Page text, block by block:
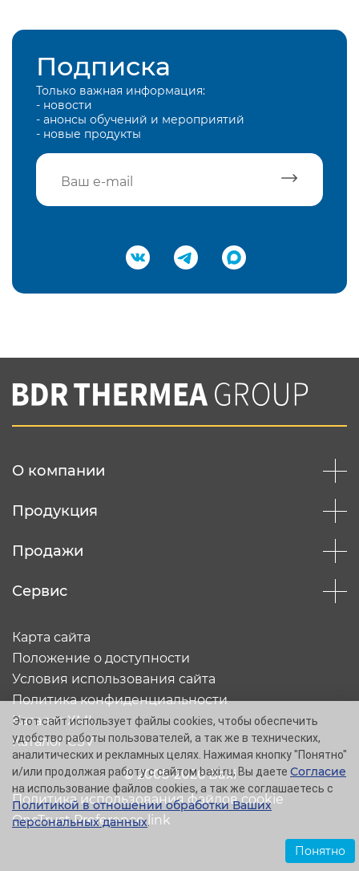
Подписка
Только важная информация:
- новости
- анонсы обучений и мероприятий
- новые продукты
Подтвердить e-mail
Вы соглашаетесь с нашей политикой
конфеденциальности
О компании
Продукция
Продажи
Сервис
© 2005-2026 Baxi
Карта сайта
Положение о доступности
Условия использования сайта
Политика конфиденциальности
Каталог XML
Каталог CSV
Политика использования файлов cookie
OneTrust Preference link
Этот сайт использует файлы cookies, чтобы обеспечить
удобство работы пользователей, а так же в технических,
аналитических и рекламных целях. Нажимая кнопку "Понятно"
и/или продолжая работу с сайтом baxi.ru, Вы даете Согласие
на использование файлов cookies, а так же соглашаетесь с
Политикой в отношении обработки Ваших
персональных данных.
Понятно